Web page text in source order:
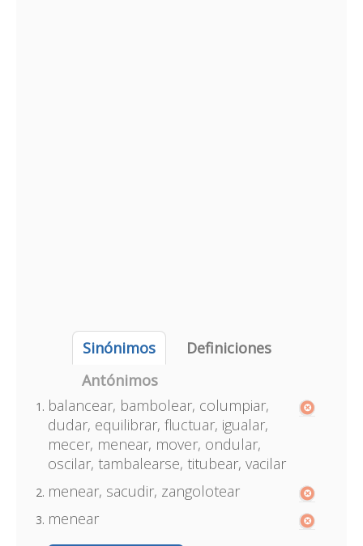
Sinónimos
Definiciones
Antónimos
balancear, bambolear, columpiar,
dudar, equilibrar, fluctuar, igualar,
mecer, menear, mover, ondular,
oscilar, tambalearse, titubear, vacilar
menear, sacudir, zangolotear
menear